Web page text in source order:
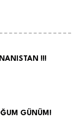
!!!
GÜNÜM!